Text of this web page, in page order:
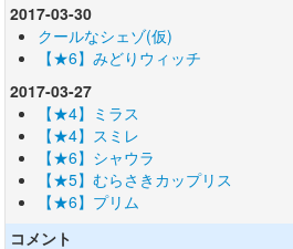
2017-03-30
クールなシェゾ(仮)
【★6】みどりウィッチ
2017-03-27
【★4】ミラス
【★4】スミレ
【★6】シャウラ
【★5】むらさきカップリス
【★6】プリム
コメント